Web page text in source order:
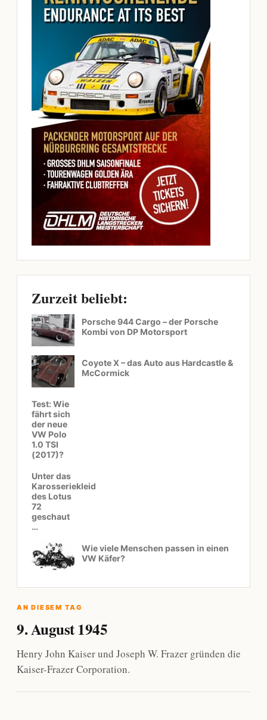
Zurzeit beliebt:
Porsche 944 Cargo – der Porsche
Kombi von DP Motorsport
Coyote X – das Auto aus Hardcastle &
McCormick
Test: Wie
fährt sich
der neue
VW Polo
1.0 TSI
(2017)?
Unter das
Karosseriekleid
des Lotus
72
geschaut
…
Wie viele Menschen passen in einen
VW Käfer?
AN DIESEM TAG
9. August 1945
Henry John Kaiser und Joseph W. Frazer gründen die
Kaiser-Frazer Corporation.